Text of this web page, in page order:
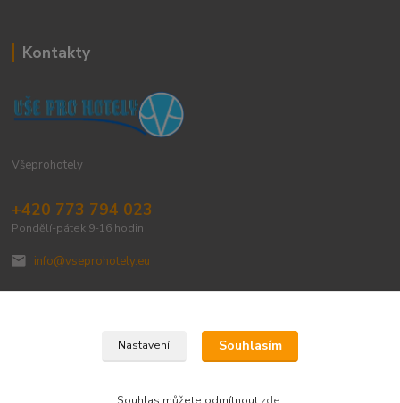
Kontakty
Všeprohotely
+420 773 794 023
Pondělí-pátek 9-16 hodin
info@vseprohotely.eu
Upravit sběr cookies.
Nastavení Souhlasím